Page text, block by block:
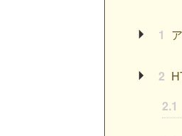
1
2
2.1